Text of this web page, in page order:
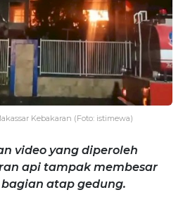
Kebakaran (Foto: istimewa)
video yang diperoleh
api tampak membesar
atap gedung.